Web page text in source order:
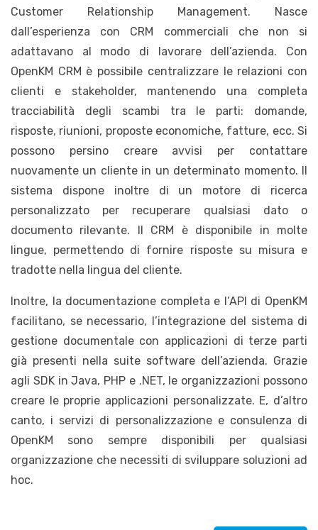
Customer Relationship Management. Nasce
dall’esperienza con CRM commerciali che non si
adattavano al modo di lavorare dell’azienda. Con
OpenKM CRM è possibile centralizzare le relazioni con
clienti e stakeholder, mantenendo una completa
tracciabilità degli scambi tra le parti: domande,
risposte, riunioni, proposte economiche, fatture, ecc. Si
possono persino creare avvisi per contattare
nuovamente un cliente in un determinato momento. Il
sistema dispone inoltre di un motore di ricerca
personalizzato per recuperare qualsiasi dato o
documento rilevante. Il CRM è disponibile in molte
lingue, permettendo di fornire risposte su misura e
tradotte nella lingua del cliente.
Inoltre, la documentazione completa e l’API di OpenKM
facilitano, se necessario, l’integrazione del sistema di
gestione documentale con applicazioni di terze parti
già presenti nella suite software dell’azienda. Grazie
agli SDK in Java, PHP e .NET, le organizzazioni possono
creare le proprie applicazioni personalizzate. E, d’altro
canto, i servizi di personalizzazione e consulenza di
OpenKM sono sempre disponibili per qualsiasi
organizzazione che necessiti di sviluppare soluzioni ad
hoc.